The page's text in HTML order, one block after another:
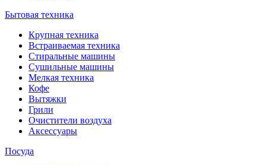
Бытовая техника
Крупная техника
Встраиваемая техника
Стиральные машины
Сушильные машины
Мелкая техника
Кофе
Вытяжки
Грили
Очистители воздуха
Аксессуары
Посуда